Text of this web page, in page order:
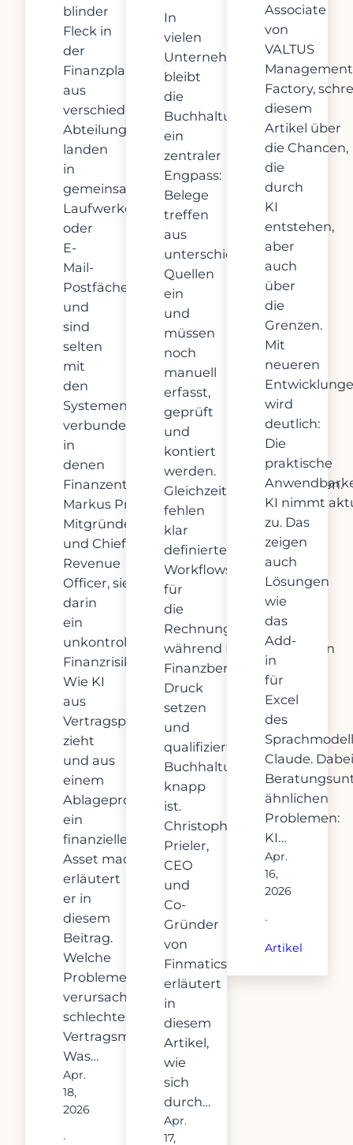
blinder
Fleck in
der
Finanzplanung. Sie kommen
aus
verschiedenen
Abteilungen,
landen
in
gemeinsamen
Laufwerken
oder
E-
Mail-
Postfächern
und
sind
selten
mit
den
Systemen
verbunden,
in
denen
Finanzentscheidungen vorbereitet werden.
Markus Presle, fynk-
Mitgründer
und Chief
Revenue
Officer, sieht
darin
ein
unkontrolliertes
Finanzrisiko.
Wie KI
aus
Vertragsportfolios Nutzen
zieht
und aus
einem
Ablageproblem
ein
finanzielles
Asset macht,
erläutert
er in
diesem
Beitrag.
Welche
Probleme
verursacht
schlechtes
Vertragsmanagement?
Was…
Apr.
18,
2026
·
In
vielen
Unternehmen
bleibt
die
Buchhaltung
ein
zentraler
Engpass:
Belege
treffen
aus
unterschiedlichsten
Quellen
ein
und
müssen
noch
manuell
erfasst,
geprüft
und
kontiert
werden.
Gleichzeitig
fehlen
klar
definierte
Workflows
für
die
Rechnungsfreigabe,
während Meldefristen den
Finanzbereich unter
Druck
setzen
und
qualifiziertes
Buchhaltungspersonal
knapp
ist.
Christoph
Prieler,
CEO
und
Co-
Gründer
von
Finmatics,
erläutert
in
diesem
Artikel,
wie
sich
durch…
Apr.
17,
Associate
von
VALTUS
Management
Factory,
diesem
Artikel über
die Chancen,
die
durch
KI
entstehen,
aber
auch
über
die
Grenzen.
Mit
neueren
wird
deutlich:
Die
praktische
KI nimmt
zu. Das
zeigen
auch
Lösungen
wie
das
Add-
in
für
Excel
des
Claude.
ähnlichen
Problemen:
KI…
Apr.
16,
2026
·
Artikel